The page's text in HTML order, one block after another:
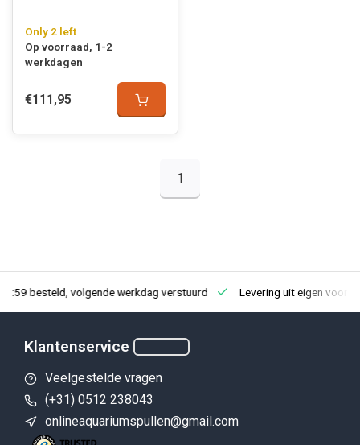
Only 2 left
Op voorraad, 1-2
werkdagen
€111,95
1
besteld, volgende werkdag verstuurd Levering uit eigen
Klantenservice
Veelgestelde vragen
(+31) 0512 238043
onlineaquariumspullen@gmail.com